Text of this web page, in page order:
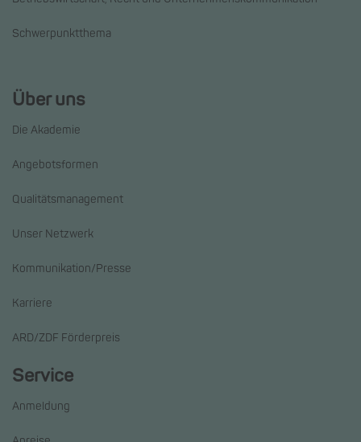
Schwerpunktthema
Über uns
Die Akademie
Angebotsformen
Qualitätsmanagement
Unser Netzwerk
Kommunikation/Presse
Karriere
ARD/ZDF Förderpreis
Service
Anmeldung